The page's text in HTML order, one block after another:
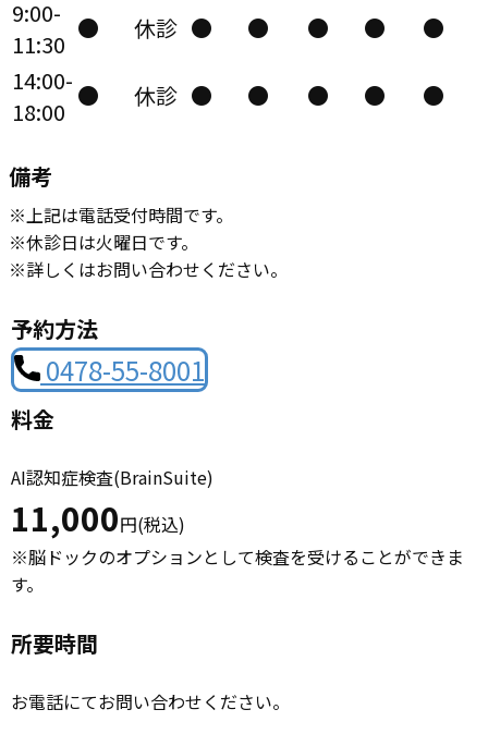
9:00-
11:30
● 休診 ● ● ● ●
●
14:00-
18:00
● 休診 ● ● ● ● ●
備考
※上記は電話受付時間です。
※​休診日は火曜日です。
※詳しくはお問い合わせください。
予約方法
0478-55-8001
料金
AI認知症検査(BrainSuite)
11,000円(税込)
※脳ドックのオプションとして検査を受けることができま
す。
所要時間
お電話にてお問い合わせください。